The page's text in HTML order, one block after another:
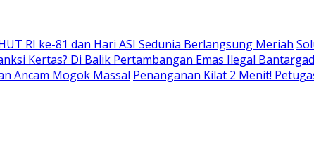
RI ke-81 dan Hari ASI Sedunia Berlangsung Meriah
Kertas? Di Balik Pertambangan Emas Ilegal
Ancam Mogok Massal Penanganan Kilat 2 Menit!